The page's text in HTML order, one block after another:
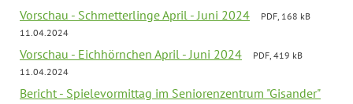
Vorschau - Schmetterlinge April - Juni 2024
PDF, 168 kB
11.04.2024
Vorschau - Eichhörnchen April - Juni 2024
PDF, 419 kB
11.04.2024
Bericht - Spielevormittag im Seniorenzentrum "Gisander"